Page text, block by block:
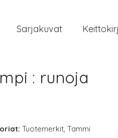
Sarjakuvat
: runoja
Tuotemerkit, Tammi